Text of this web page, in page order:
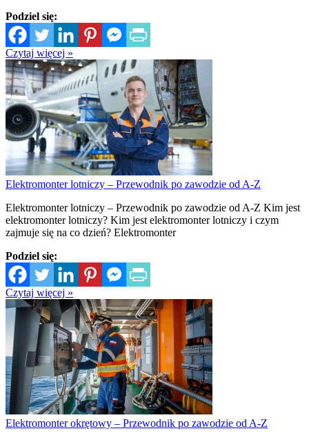
Podziel się:
Czytaj więcej »
Elektromonter lotniczy – Przewodnik po zawodzie od A-Z
Elektromonter lotniczy – Przewodnik po zawodzie od A-Z Kim jest
elektromonter lotniczy? Kim jest elektromonter lotniczy i czym
zajmuje się na co dzień? Elektromonter
Podziel się:
Czytaj więcej »
Elektromonter okrętowy – Przewodnik po zawodzie od A-Z